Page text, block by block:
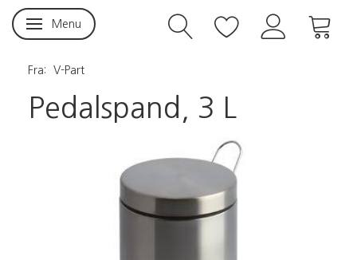
Skifte navigation
Menu
Fra: V-Part
Pedalspand, 3 L